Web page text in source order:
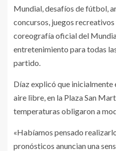
Mundial, desafíos de fútbol,
concursos, juegos
coreografía oficial del
entretenimiento para todas
partido.
Díaz explicó que
aire libre, en la Plaza San
temperaturas obligaron a
«Habíamos pensado
pronósticos anuncian una